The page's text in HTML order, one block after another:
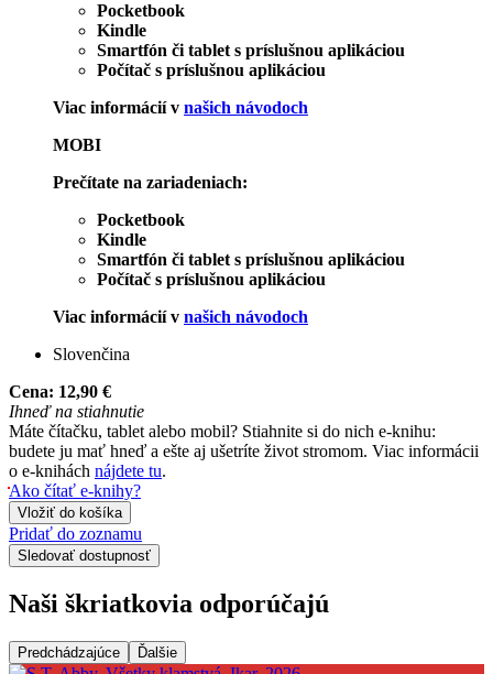
Pocketbook
Kindle
Smartfón či tablet s príslušnou aplikáciou
Počítač s príslušnou aplikáciou
Viac informácií v našich návodoch
MOBI
Prečítate na zariadeniach:
Pocketbook
Kindle
Smartfón či tablet s príslušnou aplikáciou
Počítač s príslušnou aplikáciou
Viac informácií v našich návodoch
Slovenčina
Cena: 12,90 €
Ihneď na stiahnutie
Máte čítačku, tablet alebo mobil? Stiahnite si do nich e-knihu:
budete ju mať hneď a ešte aj ušetríte život stromom. Viac informácii
o e-knihách nájdete tu.
Ako čítať e-knihy?
Vložiť do košíka
Pridať do zoznamu
Sledovať dostupnosť
Naši škriatkovia odporúčajú
Predchádzajúce Ďalšie